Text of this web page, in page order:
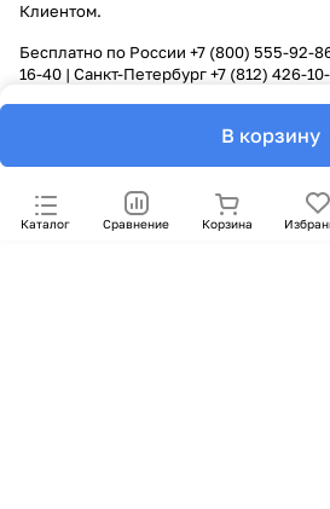
В корзину
Каталог Сравнение Корзина
Клиентом.
Бесплатно по России +7 (800) 555-92-
16-40 | Санкт-Петербург+7 (812) 426-